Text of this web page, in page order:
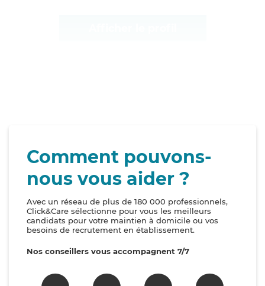
Comment pouvons-
nous vous aider ?
Avec un réseau de plus de 180 000 professionnels,
Click&Care sélectionne pour vous les meilleurs
candidats pour votre maintien à domicile ou vos
besoins de recrutement en établissement.
Nos conseillers vous accompagnent 7/7